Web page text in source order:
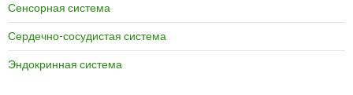
Сенсорная система
Сердечно-сосудистая система
Эндокринная система